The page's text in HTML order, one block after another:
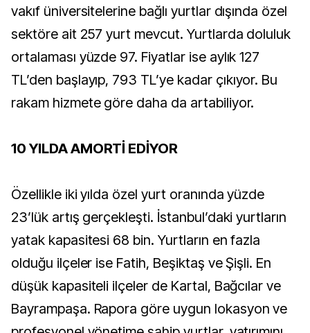
vakıf üniversitelerine bağlı yurtlar dışında özel
sektöre ait 257 yurt mevcut. Yurtlarda doluluk
ortalaması yüzde 97. Fiyatlar ise aylık 127
TL’den başlayıp, 793 TL’ye kadar çıkıyor. Bu
rakam hizmete göre daha da artabiliyor.
10 YILDA AMORTİ EDİYOR
Özellikle iki yılda özel yurt oranında yüzde
23’lük artış gerçekleşti. İstanbul’daki yurtların
yatak kapasitesi 68 bin. Yurtların en fazla
olduğu ilçeler ise Fatih, Beşiktaş ve Şişli. En
düşük kapasiteli ilçeler de Kartal, Bağcılar ve
Bayrampaşa. Rapora göre uygun lokasyon ve